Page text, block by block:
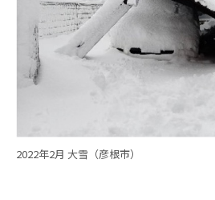
2022年2月 大雪（彦根市）